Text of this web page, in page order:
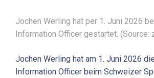
Jochen Werling hat per 1. Juni 2026
Information Officer gestartet. (Source:
Jochen Werling hat am 1. Juni 2026
Information Officer beim Schweizer